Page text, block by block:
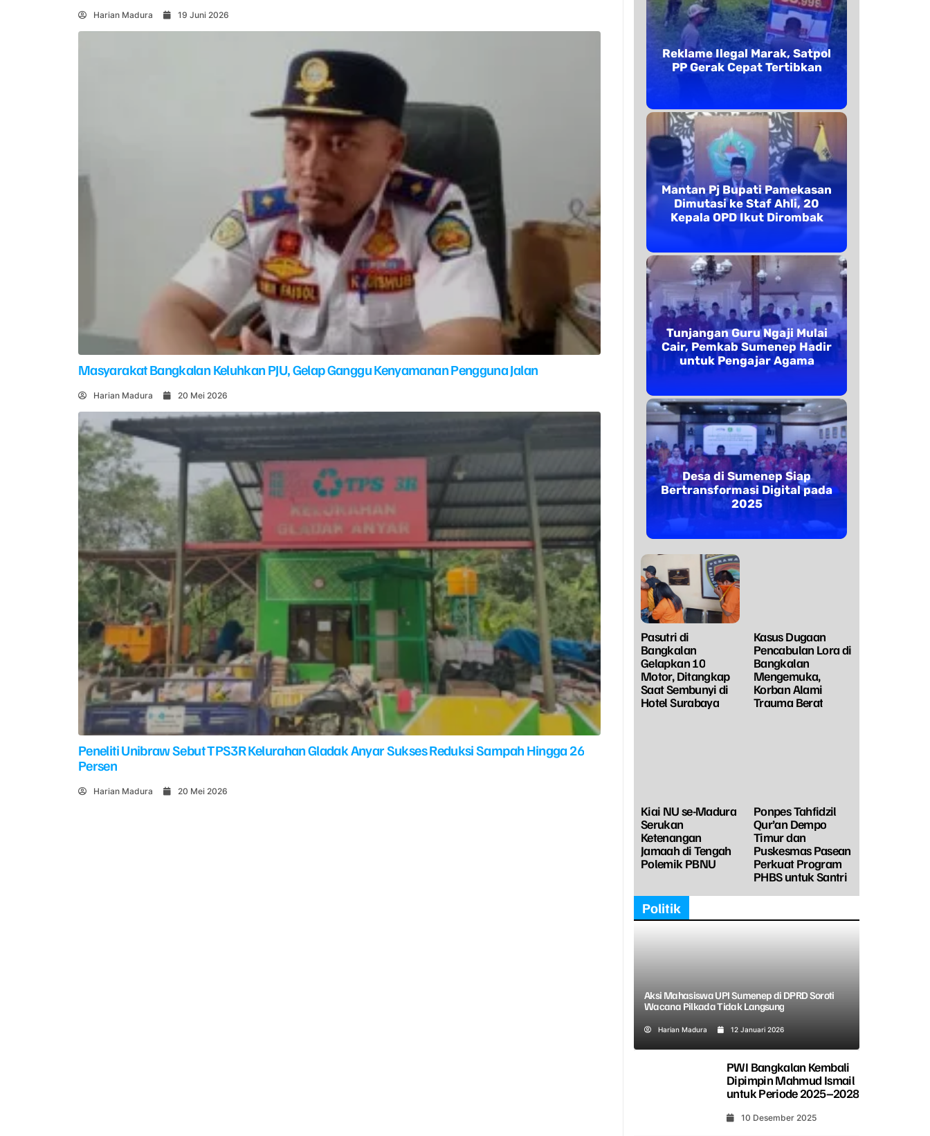
Harian Madura 19 Juni 2026
Masyarakat Bangkalan Keluhkan PJU, Gelap Ganggu Kenyamanan Pengguna Jalan
Harian Madura 20 Mei 2026
Peneliti Unibraw Sebut TPS3R Kelurahan Gladak Anyar Sukses Reduksi Sampah Hingga 26
Persen
Harian Madura 20 Mei 2026
Pasutri di
Bangkalan
Gelapkan 10
Motor, Ditangkap
Saat Sembunyi di
Hotel Surabaya
Kasus Dugaan
Pencabulan Lora di
Bangkalan
Mengemuka,
Korban Alami
Trauma Berat
Kiai NU se-Madura
Serukan
Ketenangan
Jamaah di Tengah
Polemik PBNU
Ponpes Tahfidzil
Qur’an Dempo
Timur dan
Puskesmas Pasean
Perkuat Program
PHBS untuk Santri
Reklame Ilegal Marak, Satpol
PP Gerak Cepat Tertibkan
Mantan Pj Bupati Pamekasan
Dimutasi ke Staf Ahli, 20
Kepala OPD Ikut Dirombak
Tunjangan Guru Ngaji Mulai
Cair, Pemkab Sumenep Hadir
untuk Pengajar Agama
Desa di Sumenep Siap
Bertransformasi Digital pada
2025
Politik
Aksi Mahasiswa UPI Sumenep di DPRD Soroti
Wacana Pilkada Tidak Langsung
Harian Madura 12 Januari 2026
PWI Bangkalan Kembali
Dipimpin Mahmud Ismail
untuk Periode 2025–2028
10 Desember 2025